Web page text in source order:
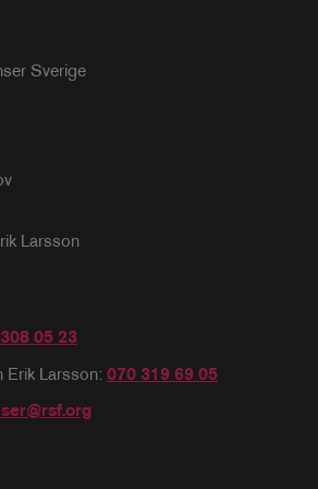
Sverige
Larsson
05 23
Erik Larsson: 070 319 69 05